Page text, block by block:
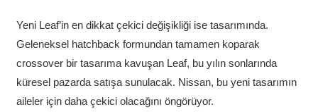
Yeni Leaf’in en dikkat çekici değişikliği ise tasarımında.
Geleneksel hatchback formundan tamamen koparak
crossover bir tasarıma kavuşan Leaf, bu yılın sonlarında
küresel pazarda satışa sunulacak. Nissan, bu yeni tasarımın
aileler için daha çekici olacağını öngörüyor.